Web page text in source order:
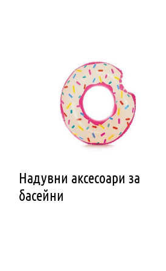
Надувни аксесоари за
басейни